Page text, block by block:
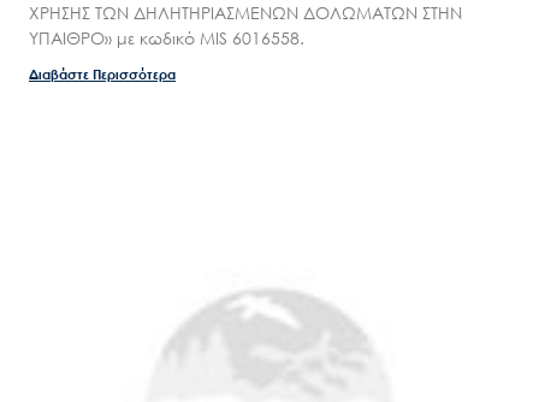
ΧΡΗΣΗΣ ΤΩΝ ΔΗΛΗΤΗΡΙΑΣΜΕΝΩΝ ΔΟΛΩΜΑΤΩΝ ΣΤΗΝ
ΥΠΑΙΘΡΟ» με κωδικό MIS 6016558.
Διαβάστε Περισσότερα